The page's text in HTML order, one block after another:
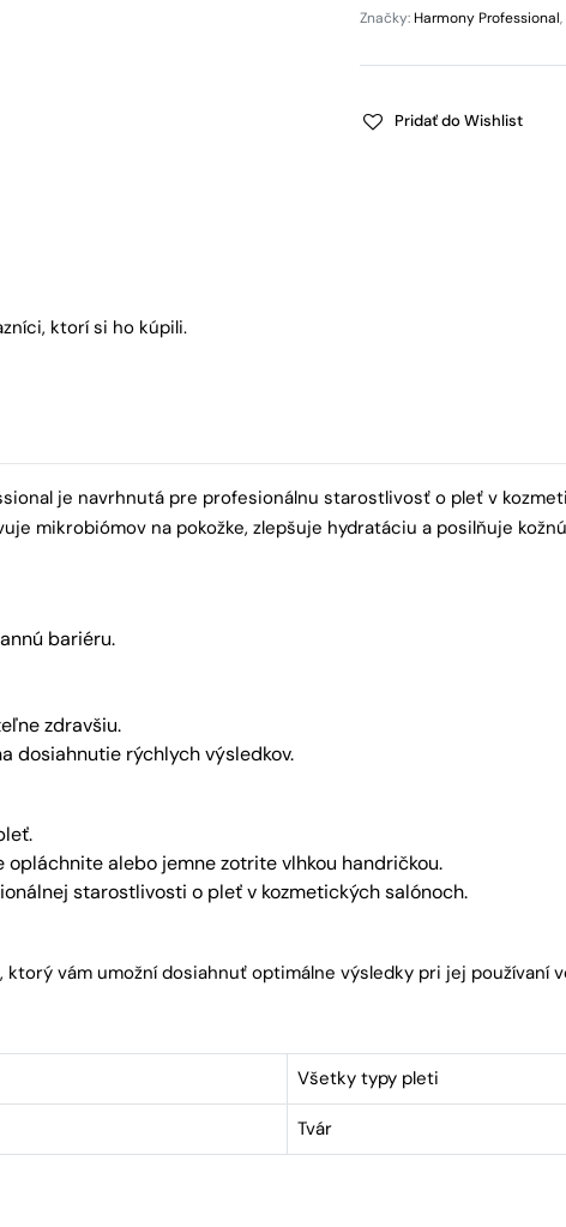
Značky:Harmony Professional,
Pridať do Wishlist
ktorí si ho kúpili.
je navrhnutá pre profesionálnu starostlivosť o pleť v
mikrobiómov na pokožke, zlepšuje hydratáciu a posilňuje
bariéru.
zdravšiu.
dosiahnutie rýchlych výsledkov.
alebo jemne zotrite vlhkou handričkou.
starostlivosti o pleť v kozmetických salónoch.
vám umožní dosiahnuť optimálne výsledky pri jej používaní
Všetky typy pleti
Tvár